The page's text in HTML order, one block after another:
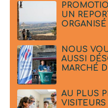
UN
NOUS
AUSSI
MARCHÉ
AU PLUS
VISITEURS